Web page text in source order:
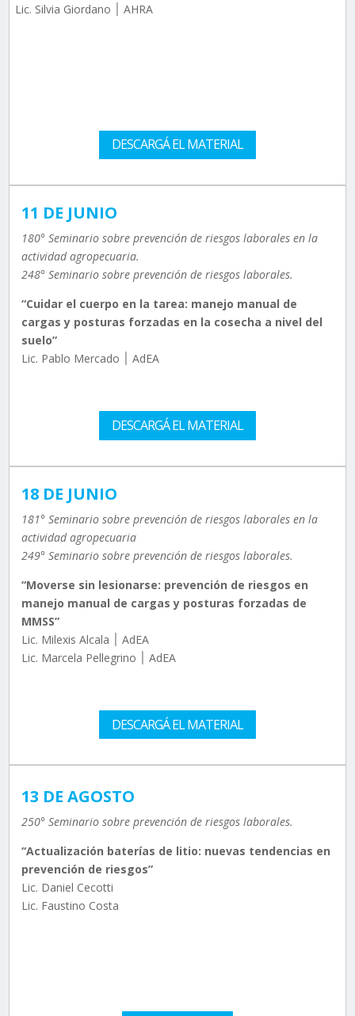
Lic. Silvia Giordano ׀ AHRA
DESCARGÁ EL MATERIAL
11 DE JUNIO
180° Seminario sobre prevención de riesgos laborales en la
actividad agropecuaria.
248° Seminario sobre prevención de riesgos laborales.
“Cuidar el cuerpo en la tarea: manejo manual de
cargas y posturas forzadas en la cosecha a nivel del
suelo”
Lic. Pablo Mercado ׀ AdEA
DESCARGÁ EL MATERIAL
18 DE JUNIO
181° Seminario sobre prevención de riesgos laborales en la
actividad agropecuaria
249° Seminario sobre prevención de riesgos laborales.
“Moverse sin lesionarse: prevención de riesgos en
manejo manual de cargas y posturas forzadas de
MMSS”
Lic. Milexis Alcala ׀ AdEA
Lic. Marcela Pellegrino ׀ AdEA
DESCARGÁ EL MATERIAL
13 DE AGOSTO
250° Seminario sobre prevención de riesgos laborales.
“Actualización baterías de litio: nuevas tendencias en
prevención de riesgos”
Lic. Daniel Cecotti
Lic. Faustino Costa